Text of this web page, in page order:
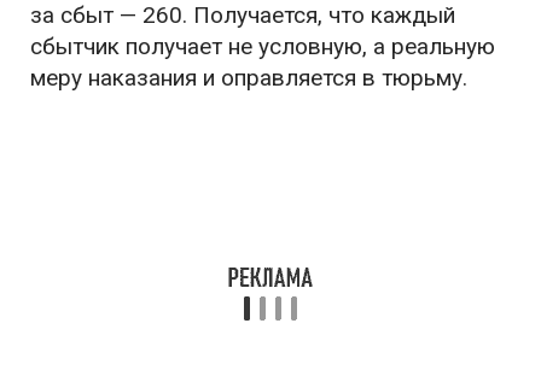
за сбыт — 260. Получается, что каждый
сбытчик получает не условную, а реальную
меру наказания и оправляется в тюрьму.